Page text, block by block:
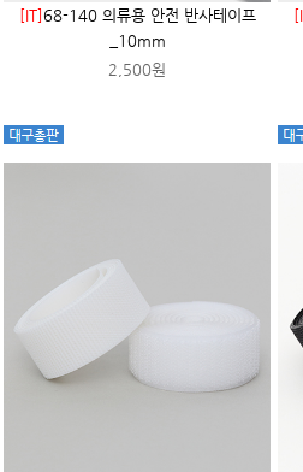
[IT]68-140 의류용 안전 반사테이프
_10mm
2,500원